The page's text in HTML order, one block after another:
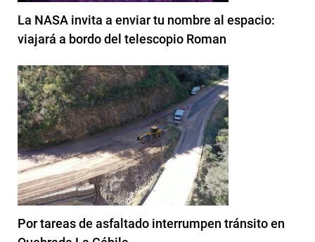
La NASA invita a enviar tu nombre al espacio:
viajará a bordo del telescopio Roman
Por tareas de asfaltado interrumpen tránsito en